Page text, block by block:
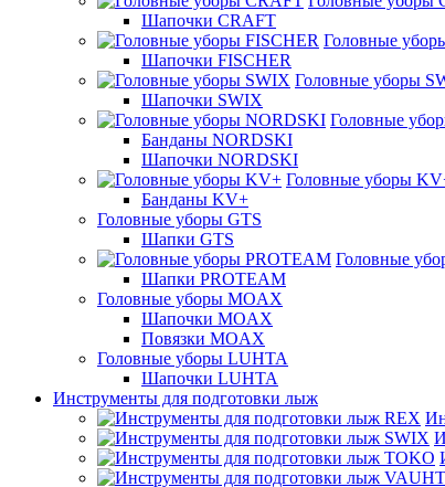
Шапочки CRAFT
Головные
Шапочки FISCHER
Головные уборы
Шапочки SWIX
Головные
Банданы NORDSKI
Шапочки NORDSKI
Головные уборы
Банданы KV+
Головные уборы GTS
Шапки GTS
Головные
Шапки PROTEAM
Головные уборы MOAX
Шапочки MOAX
Повязки MOAX
Головные уборы LUHTA
Шапочки LUHTA
Инструменты для подготовки лыж